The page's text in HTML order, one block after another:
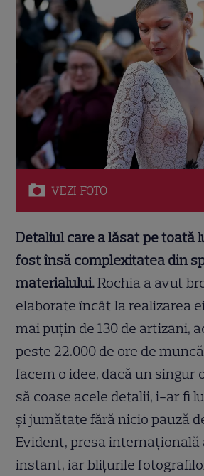
VEZI FOTO
Detaliul care a lăsat pe toată
fost însă complexitatea din
materialului.Rochia a avut
elaborate încât la realizarea
mai puțin de 130 de artizani,
peste 22.000 de ore de
facem o idee, dacă un singur
să coase acele detalii, i-ar fi
și jumătate fără nicio pauză
Evident, presa internațională
instant, iar blițurile